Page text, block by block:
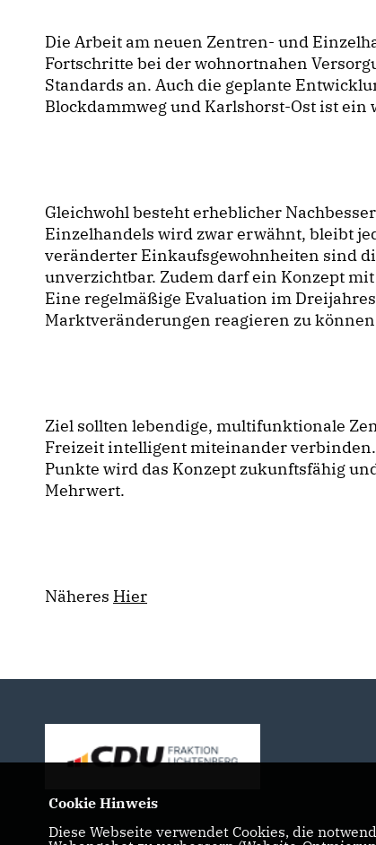
Die Arbeit am neuen Zentren- und
Fortschritte bei der wohnortnahen
Standards an. Auch die geplante
Blockdammweg und Karlshorst-Ost ist
Gleichwohl besteht erheblicher
Einzelhandels wird zwar erwähnt, bleibt
veränderter Einkaufsgewohnheiten sind
unverzichtbar. Zudem darf ein Konzept
Eine regelmäßige Evaluation im
Marktveränderungen reagieren zu
Ziel sollten lebendige, multifunktionale
Freizeit intelligent miteinander
Punkte wird das Konzept zukunftsfähig
Mehrwert.
Näheres Hier
Cookie Hinweis
Diese Webseite verwendet Cookies, die